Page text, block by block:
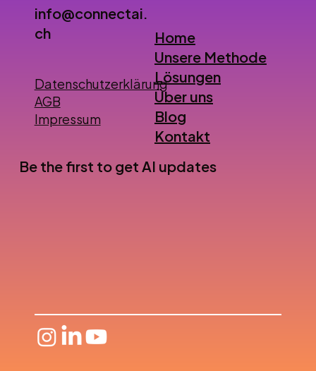
info@connectai.
ch
Home
Unsere Methode
Lösungen
Über uns
Blog
Kontakt
Datenschutzerklärung
AGB
Impressum
Be the first to get AI updates